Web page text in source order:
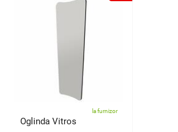
la furnizor
Oglinda Vitros